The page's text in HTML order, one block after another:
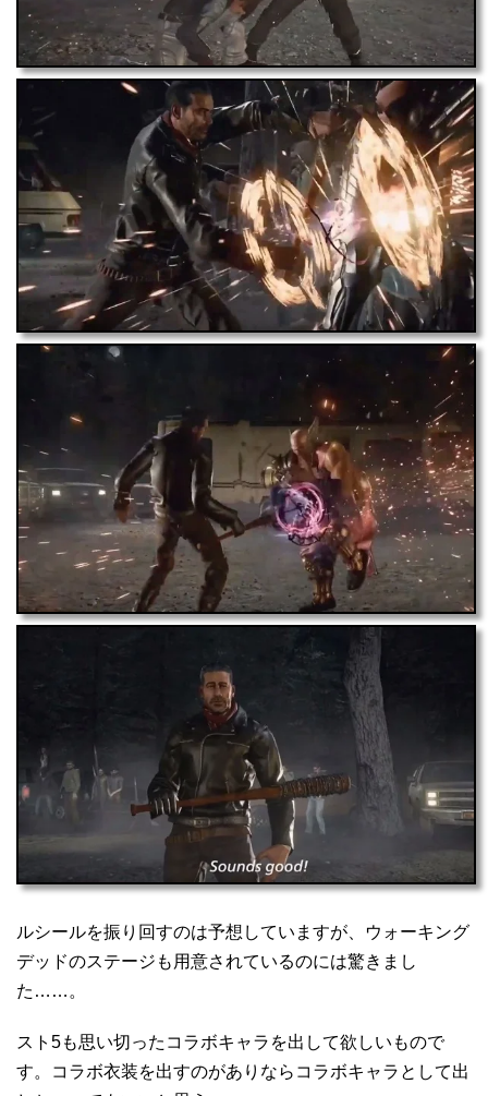
ルシールを振り回すのは予想していますが、ウォーキング
デッドのステージも用意されているのには驚きまし
た……。
スト5も思い切ったコラボキャラを出して欲しいもので
す。コラボ衣装を出すのがありならコラボキャラとして出